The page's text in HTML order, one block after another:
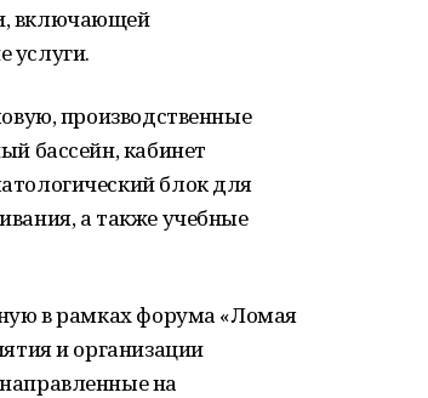
включающей
услуги.
производственные
бассейн, кабинет
блок для
а также учебные
в рамках форума «Ломая
и организации
на